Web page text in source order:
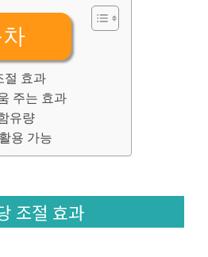
절 효과
주는 효과
유량
용 가능
조절 효과